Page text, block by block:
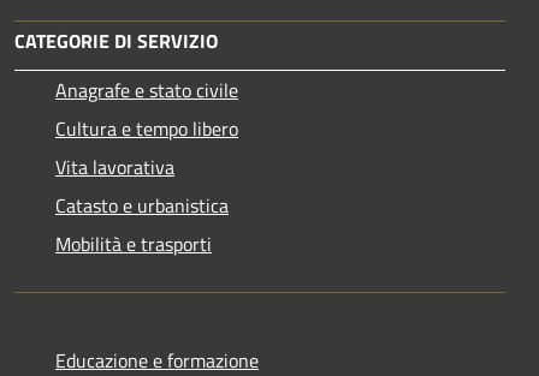
CATEGORIE DI SERVIZIO
Anagrafe e stato civile
Cultura e tempo libero
Vita lavorativa
Catasto e urbanistica
Mobilità e trasporti
Educazione e formazione